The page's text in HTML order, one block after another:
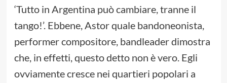
‘Tutto in Argentina può cambiare, tranne il
tango!’. Ebbene, Astor quale bandoneonista,
performer compositore, bandleader dimostra
che, in effetti, questo detto non è vero. Egli
ovviamente cresce nei quartieri popolari a